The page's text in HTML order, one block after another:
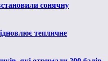
сонячну
тепличне